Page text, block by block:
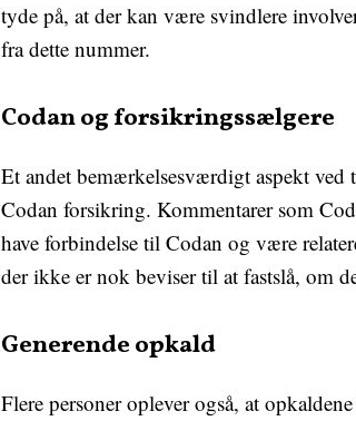
tyde på, at der kan være svindlere
fra dette nummer.
Codan og forsikringssælgere
Et andet bemærkelsesværdigt aspekt ved
Codan forsikring. Kommentarer som
have forbindelse til Codan og være
der ikke er nok beviser til at fastslå, om
Generende opkald
Flere personer oplever også, at